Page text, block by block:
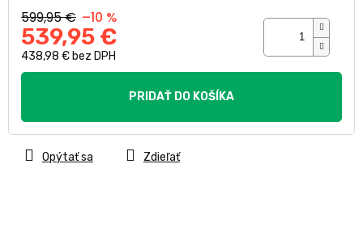
599,95 € –10 %
539,95 €
438,98 € bez DPH
Jednotková
PRIDAŤ DO KOŠÍKA
Opýtať sa Zdieľať